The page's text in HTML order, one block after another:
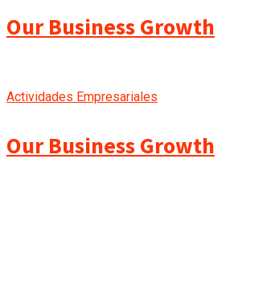
Our Business Growth
Actividades Empresariales
Our Business Growth